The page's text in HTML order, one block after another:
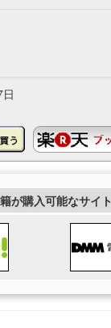
が購入可能なサイト